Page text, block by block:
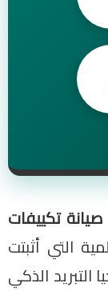
صيانة تكييفات
التي أثبتت
التبريد الذكي